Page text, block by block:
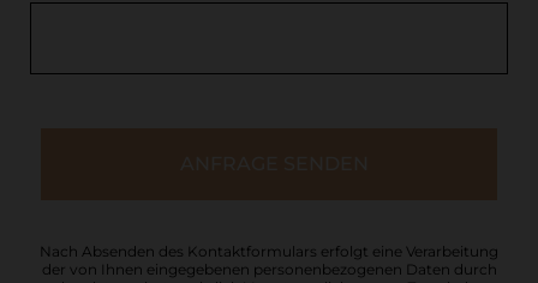
Nach Absenden des Kontaktformulars erfolgt eine Verarbeitung
der von Ihnen eingegebenen personenbezogenen Daten durch